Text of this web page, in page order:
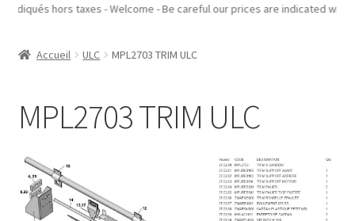
Conditions générales de vente
Mon compte
Recommandations techniques
prix sont indiqués hors taxes - Welcome - Be careful our prices are
Accueil ULC MPL2703 TRIM ULC
MPL2703 TRIM ULC